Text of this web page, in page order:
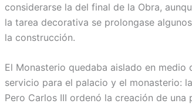
considerarse la del final de la Obra,
la tarea decorativa se prolongase
la construcción.
El Monasterio quedaba aislado en
servicio para el palacio y el monasterio:
Pero Carlos III ordenó la creación de